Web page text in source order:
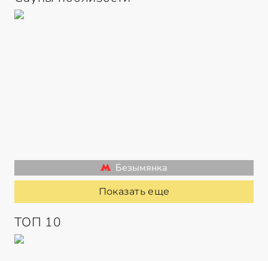
Безымянка
Показать еще
ТОП 10